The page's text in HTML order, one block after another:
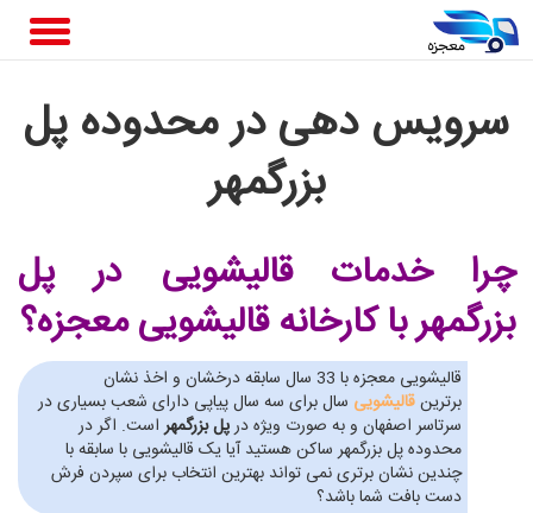
سرویس دهی در محدوده پل
بزرگمهر
چرا خدمات قالیشویی در پل
بزرگمهربا کارخانه قالیشویی معجزه؟
قالیشویی معجزه با 33 سال سابقه درخشان و اخذ نشان
برترینقالیشویی سال برای سه سال پیاپی دارای شعب بسیاری در
سرتاسر اصفهان و به صورت ویژه درپل بزرگمهراست. اگر در
محدوده پل بزرگمهر ساکن هستید آیا یک قالیشویی با سابقه با
چندین نشان برتری نمی تواند بهترین انتخاب برای سپردن فرش
دست بافت شما باشد؟